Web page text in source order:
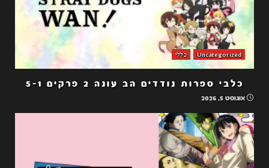
Uncategorized כללי
כלבי ספרות נודדים הב עונה 2 פרקים 5-1
אוגוסט 5, 2026